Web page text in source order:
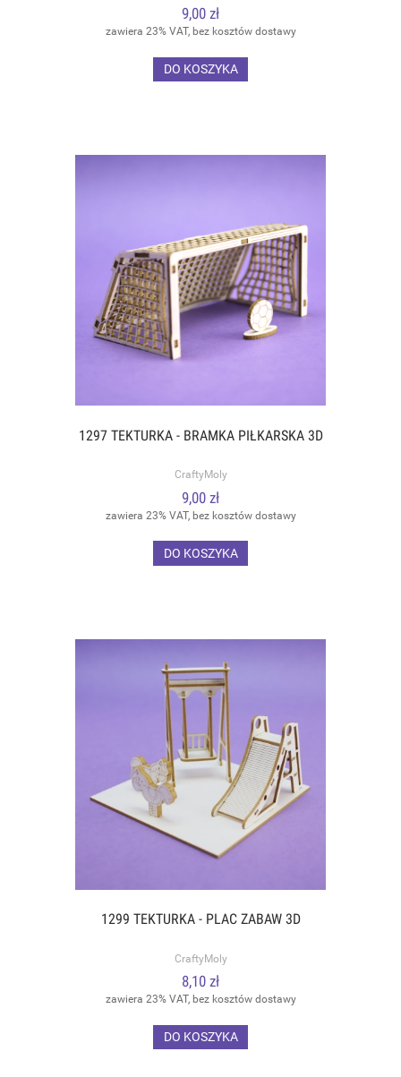
9,00 zł
zawiera 23% VAT, bez kosztów dostawy
DO KOSZYKA
1297 TEKTURKA - BRAMKA PIŁKARSKA 3D
CraftyMoly
9,00 zł
zawiera 23% VAT, bez kosztów dostawy
DO KOSZYKA
1299 TEKTURKA - PLAC ZABAW 3D
CraftyMoly
8,10 zł
zawiera 23% VAT, bez kosztów dostawy
DO KOSZYKA